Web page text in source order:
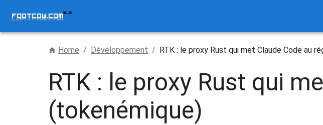
Home / Développement / RTK : le proxy Rust qui met Claude Code au
RTK : le proxy Rust qui
(tokenémique)